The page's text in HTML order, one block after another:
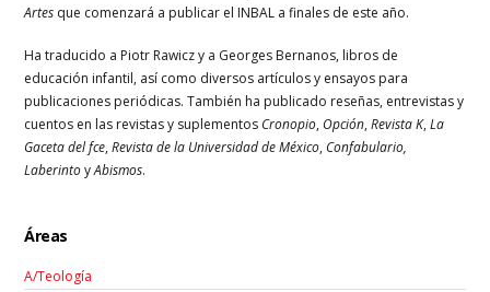
Artes que comenzará a publicar el INBAL a finales de este año.
Ha traducido a Piotr Rawicz y a Georges Bernanos, libros de
educación infantil, así como diversos artículos y ensayos para
publicaciones periódicas. También ha publicado reseñas, entrevistas y
cuentos en las revistas y suplementos Cronopio,Opción,Revista K,La
Gaceta del fce,Revista de la Universidad de México, Confabulario,
LaberintoyAbismos.
Áreas
A/Teología